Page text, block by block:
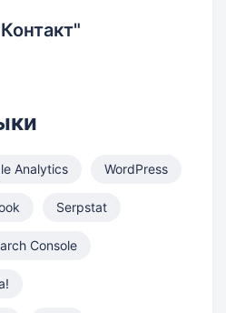
Analytics WordPress
Serpstat
Console